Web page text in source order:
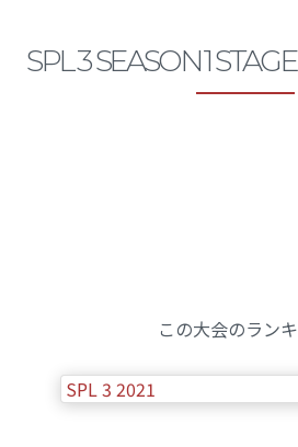
月
SPL 3 SEASON 1
この大会のラン
SPL 3 2021